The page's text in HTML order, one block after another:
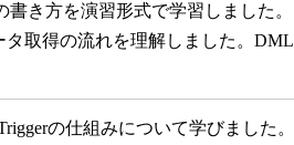
き方を演習形式で学習しました
取得の流れを理解しました。
の仕組みについて学びました